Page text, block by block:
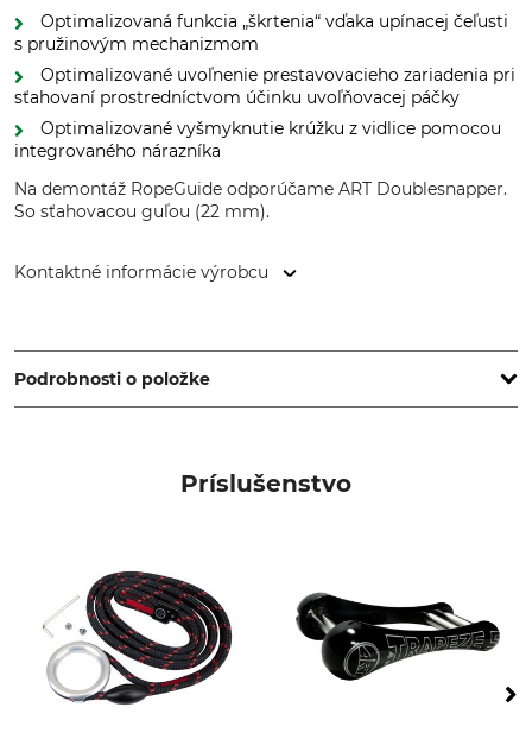
Optimalizovaná funkcia „škrtenia“ vďaka upínacej čeľusti
s pružinovým mechanizmom
Optimalizované uvoľnenie prestavovacieho zariadenia pri
sťahovaní prostredníctvom účinku uvoľňovacej páčky
Optimalizované vyšmyknutie krúžku z vidlice pomocou
integrovaného nárazníka
Na demontáž RopeGuide odporúčame ART Doublesnapper.
So sťahovacou guľou (22 mm).
Kontaktné informácie výrobcu
www.climb-art.de
Podrobnosti o položke
Made in Germany
Príslušenstvo